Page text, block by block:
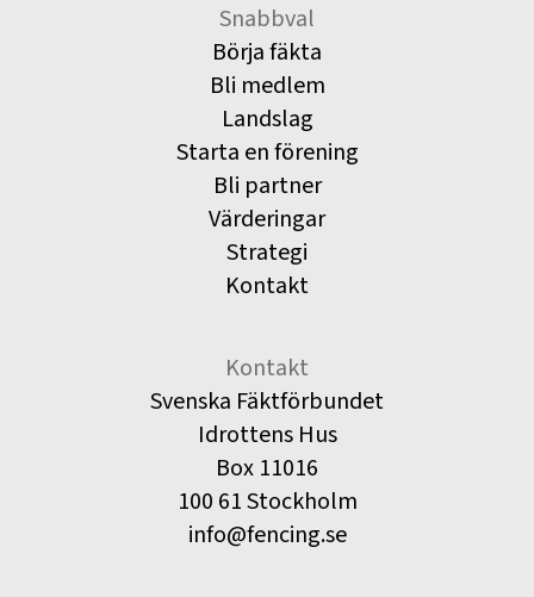
Snabbval
Börja fäkta
Bli medlem
Landslag
Starta en förening
Bli partner
Värderingar
Strategi
Kontakt
Kontakt
Svenska Fäktförbundet
Idrottens Hus
Box 11016
100 61 Stockholm
info@fencing.se